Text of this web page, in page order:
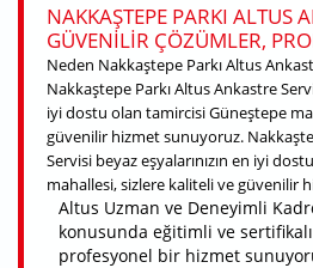
NAKKAŞTEPE PARKI ALTUS
GÜVENILIR ÇÖZÜMLER,
Neden Nakkaştepe Parkı Altus
Nakkaştepe Parkı Altus Ankastre
iyi dostu olan tamircisi Güneştepe
güvenilir hizmet sunuyoruz.
Servisi beyaz eşyalarınızın en iyi
mahallesi, sizlere kaliteli ve güvenilir
Altus Uzman ve Deneyimli
konusunda eğitimli ve
profesyonel bir hizmet